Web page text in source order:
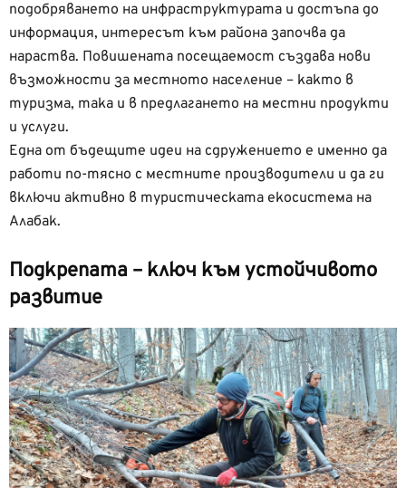
подобряването на инфраструктурата и достъпа до
информация, интересът към района започва да
нараства. Повишената посещаемост създава нови
възможности за местното население – както в
туризма, така и в предлагането на местни продукти
и услуги.
Една от бъдещите идеи на сдружението е именно да
работи по-тясно с местните производители и да ги
включи активно в туристическата екосистема на
Алабак.
Подкрепата – ключ към устойчивото
развитие